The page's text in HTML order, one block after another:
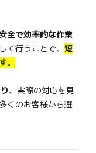
安全で効率的な作業
て行うことで、 短
。
、実際の対応を見
くのお客様から選